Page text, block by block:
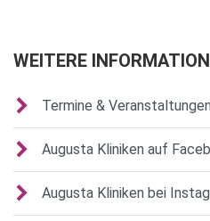
WEITERE
Termine & Veranstaltungen
Augusta Kliniken auf
Augusta Kliniken bei